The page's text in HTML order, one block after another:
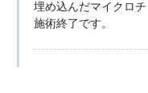
埋め込んだマイクロ
施術終了です。